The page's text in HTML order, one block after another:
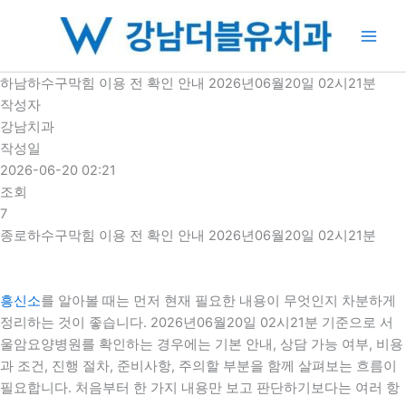
로
건
너
뛰
기
하남하수구막힘 이용 전 확인 안내 2026년06월20일 02시21분
작성자
강남치과
작성일
2026-06-20 02:21
조회
7
종로하수구막힘 이용 전 확인 안내 2026년06월20일 02시21분
흥신소를 알아볼 때는 먼저 현재 필요한 내용이 무엇인지 차분하게
정리하는 것이 좋습니다. 2026년06월20일 02시21분 기준으로 서
울암요양병원를 확인하는 경우에는 기본 안내, 상담 가능 여부, 비용
과 조건, 진행 절차, 준비사항, 주의할 부분을 함께 살펴보는 흐름이
필요합니다. 처음부터 한 가지 내용만 보고 판단하기보다는 여러 항